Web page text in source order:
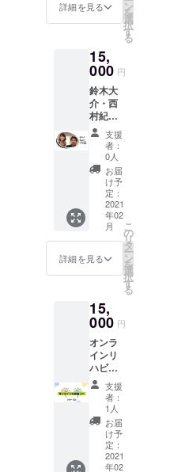
でいま
す。 色
（灰
色）、
ブラッ
ク
（黒）
、オー
トミー
ル（杢
ホワイ
ト）の3
色から
選べま
す。 サ
イズは
から選
べま
NPO法
人Re
ジョブ
大阪か
らいた
しま
す。 な
お、在
庫の関
係で、
発送が
遅れる
ものも
れか
（上
衣）を
着用す
ること
で、ま
るで自
然な重
ね着の
洋服を
着てい
るみた
い！
ストレ
スフ
リーな
着心地
れ！
背中が
したデ
ザイン
のチュ
ニック
は軽く
引っ張
るだけ
で首回
りと袖
ぐりが
す。 病
気や障
だれが
出る人
に着て
いただ
きた
い、よ
だれか
け機能
のつい
た服
「スタ
イチュ
ニッ
ク」で
す。ス
タイ
（よだ
ニック
（上
一緒に
着用す
ること
で、ま
るで自
然な重
ね着の
洋服を
着てい
るみた
詳細を見る ン
を
選
択
す
る
15,
000 円
鈴木大
介・西
村紀子
「チー
ム脳コ
ワさ
ん」
zoomセ
ミナー
主催権
鈴木大
介と西
村紀子
のチー
ム脳コ
に迎え
た講演
会を主
催する
権利1回
分で
す。 講
演はオ
ンライ
ンで行
いま
す。 打
ち合わ
支援
者：
0人
お届
け予
定：
2021
年02
月
詳細を見る
こ
の
リ
タ
ー
ン
を
選
択
す
る
15,
000 円
オンラ
インリ
ハビ
リ 30
分×10回
分 西村
紀子が
実施し
ている
オンラ
インリ
支援
者：
1人
お届
け予
定：
2021
年02